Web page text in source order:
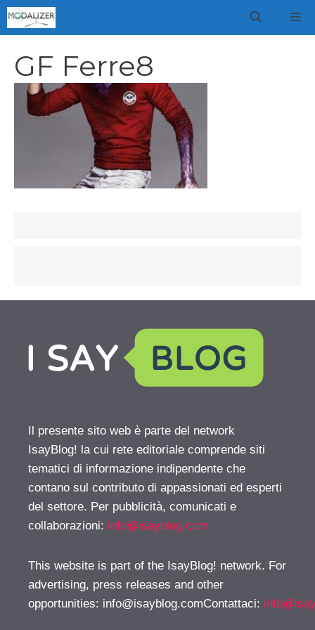
Vai
al
GF Ferre8
Il presente sito web è parte del network
IsayBlog! la cui rete editoriale comprende siti
tematici di informazione indipendente che
contano sul contributo di appassionati ed esperti
del settore. Per pubblicità, comunicati e
collaborazioni: info@isayblog.com
This website is part of the IsayBlog! network. For
advertising, press releases and other
opportunities: info@isayblog.comContattaci: